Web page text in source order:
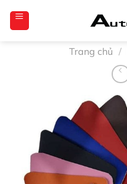
qua
Trang chủ /